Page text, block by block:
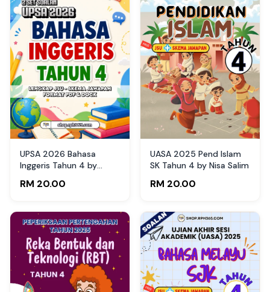
UPSA 2026 Bahasa
Inggeris Tahun 4 by
RM 20.00
UASA 2025 Pend Islam
SK Tahun 4 by Nisa Salim
RM 20.00